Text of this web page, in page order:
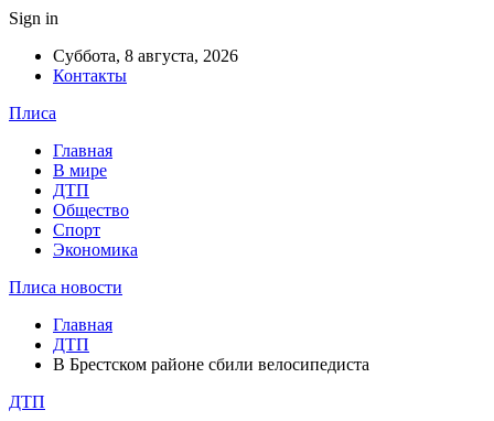
Sign in
Суббота, 8 августа, 2026
Контакты
Плиса
Главная
В мире
ДТП
Общество
Спорт
Экономика
Плиса новости
Главная
ДТП
В Брестском районе сбили велосипедиста
ДТП